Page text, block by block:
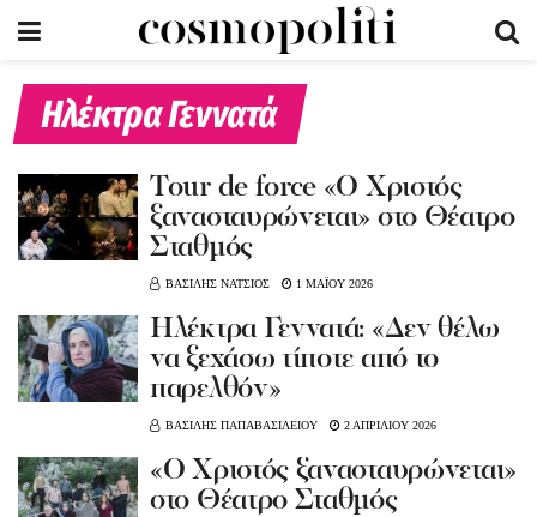
Ηλέκτρα Γεννατά
Tour de force «Ο Χριστός
ξανασταυρώνεται» στο Θέατρο
Σταθμός
ΒΑΣΙΛΗΣ ΝΑΤΣΙΟΣ 1 ΜΑΪΟΥ 2026
Ηλέκτρα Γεννατά: «Δεν θέλω
να ξεχάσω τίποτε από το
παρελθόν»
ΒΑΣΙΛΗΣ ΠΑΠΑΒΑΣΙΛΕΙΟΥ 2 ΑΠΡΙΛΙΟΥ 2026
«Ο Χριστός ξανασταυρώνεται»
στο Θέατρο Σταθμός